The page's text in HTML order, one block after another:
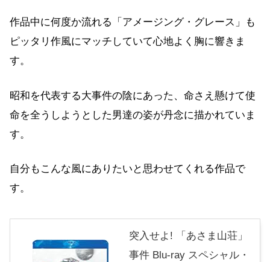
作品中に何度か流れる「アメージング・グレース」も
ピッタリ作風にマッチしていて心地よく胸に響きま
す。
昭和を代表する大事件の陰にあった、命さえ懸けて使
命を全うしようとした男達の姿が丹念に描かれていま
す。
自分もこんな風にありたいと思わせてくれる作品で
す。
突入せよ! 「あさま山荘」
事件 Blu-ray スペシャル・